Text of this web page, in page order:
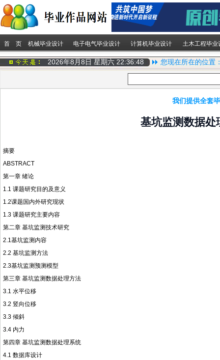
首 页 机械毕业设计 电子电气毕业设计 计算机毕业设计 土木工程毕业
2026年8月8日 星期六 22:36:49 您现在所在的位置
我们提供全套
基坑监测数据处
摘要
ABSTRACT
第一章 绪论
1.1 课题研究目的及意义
1.2课题国内外研究现状
1.3 课题研究主要内容
第二章 基坑监测技术研究
2.1基坑监测内容
2.2 基坑监测方法
2.3基坑监测预测模型
第三章 基坑监测数据处理方法
3.1 水平位移
3.2 竖向位移
3.3 倾斜
3.4 内力
第四章 基坑监测数据处理系统
4.1 数据库设计